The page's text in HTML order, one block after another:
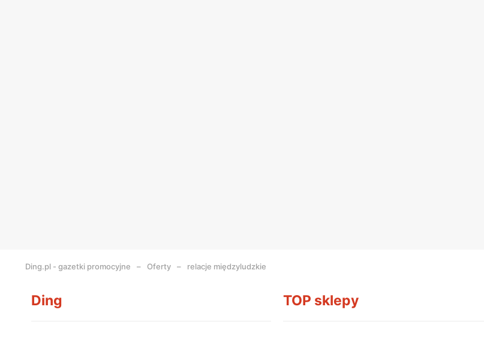
Ding.pl - gazetki promocyjne Oferty relacje międzyludzkie
Ding TOP sklepy